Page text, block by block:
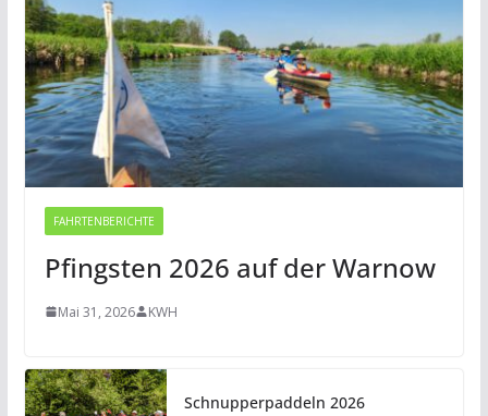
FAHRTENBERICHTE
Pfingsten 2026 auf der Warnow
Mai 31, 2026 KWH
Schnupperpaddeln 2026